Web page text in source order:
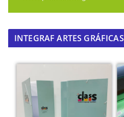
INTEGRAF ARTES GRÁFICAS